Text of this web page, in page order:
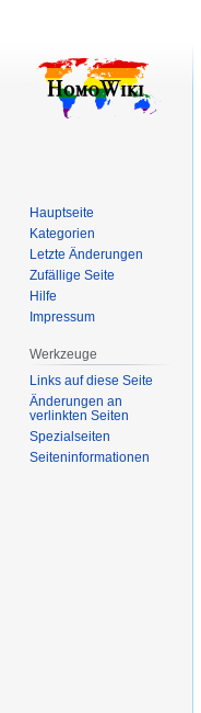
Hauptseite
Kategorien
Letzte Änderungen
Zufällige Seite
Hilfe
Impressum
Werkzeuge
Links auf diese Seite
Änderungen an
verlinkten Seiten
Spezialseiten
Seiten­­informationen